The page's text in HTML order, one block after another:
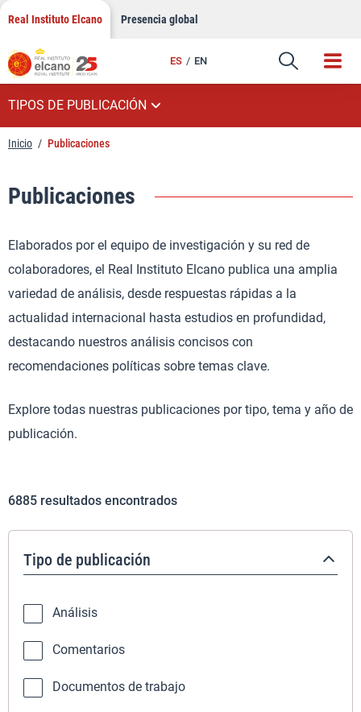
Saltar
contenido
Real Instituto Elcano Presencia global
ES EN
TIPOS DE PUBLICACIÓN
Inicio / Publicaciones
Publicaciones
Elaborados por el equipo de investigación y su red de
colaboradores, el Real Instituto Elcano publica una amplia
variedad de análisis, desde respuestas rápidas a la
actualidad internacional hasta estudios en profundidad,
destacando nuestros análisis concisos con
recomendaciones políticas sobre temas clave.
Explore todas nuestras publicaciones por tipo, tema y año de
publicación.
6885 resultados encontrados
Tipo de publicación
Análisis
Comentarios
Documentos de trabajo